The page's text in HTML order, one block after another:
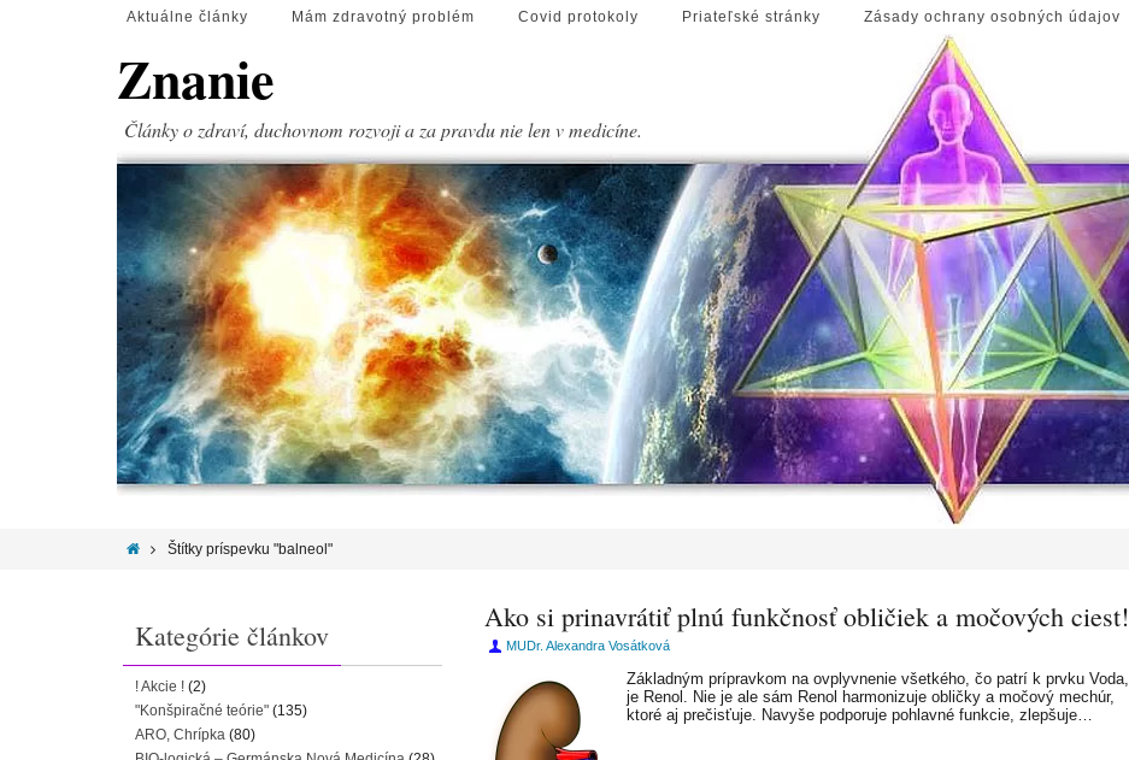
Aktuálne články Mám zdravotný problém Covid protokoly Priateľské stránky Zásady ochrany osobných údajov
Znanie
Články o zdraví, duchovnom rozvoji a za pravdu nie len v medicíne.
Štítky príspevku "balneol"
Ako si prinavrátiť plnú funkčnosť obličiek a močových ciest!
MUDr. Alexandra Vosátková
Základným prípravkom na ovplyvnenie všetkého, čo patrí k prvku Voda,
je Renol. Nie je ale sám Renol harmonizuje obličky a močový mechúr,
ktoré aj prečisťuje. Navyše podporuje pohlavné funkcie, zlepšuje…
Kategórie článkov
! Akcie ! (2)
"Konšpiračné teórie" (135)
ARO, Chrípka (80)